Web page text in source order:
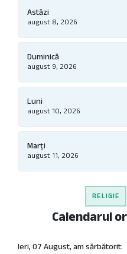
Astăzi
august 8, 2026
Duminică
august 9, 2026
Luni
august 10, 2026
Marți
august 11, 2026
RELIGIE
Calendarul
Ieri, 07 August, am sărbătorit: